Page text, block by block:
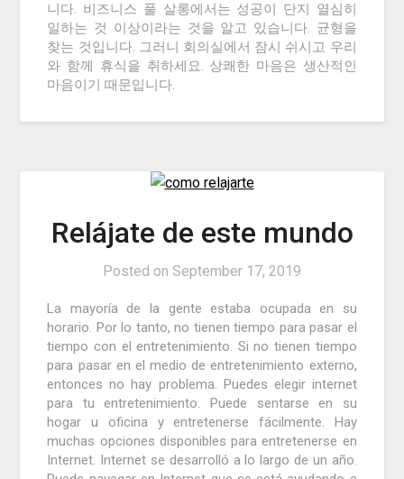
니다. 비즈니스 풀 살롱에서는 성공이 단지 열심히
일하는 것 이상이라는 것을 알고 있습니다. 균형을
찾는 것입니다. 그러니 회의실에서 잠시 쉬시고 우리
와 함께 휴식을 취하세요. 상쾌한 마음은 생산적인
마음이기 때문입니다.
Relájate de este mundo
Posted on September 17, 2019
La mayoría de la gente estaba ocupada en su
horario. Por lo tanto, no tienen tiempo para pasar el
tiempo con el entretenimiento. Si no tienen tiempo
para pasar en el medio de entretenimiento externo,
entonces no hay problema. Puedes elegir internet
para tu entretenimiento. Puede sentarse en su
hogar u oficina y entretenerse fácilmente. Hay
muchas opciones disponibles para entretenerse en
Internet. Internet se desarrolló a lo largo de un año.